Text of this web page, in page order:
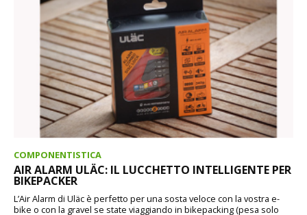
COMPONENTISTICA
AIR ALARM ULÄC: IL LUCCHETTO INTELLIGENTE PER
BIKEPACKER
L’Air Alarm di Uläc è perfetto per una sosta veloce con la vostra e-
bike o con la gravel se state viaggiando in bikepacking (pesa solo